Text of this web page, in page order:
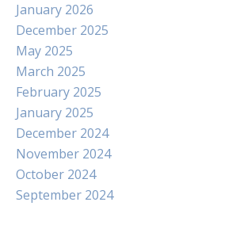
January 2026
December 2025
May 2025
March 2025
February 2025
January 2025
December 2024
November 2024
October 2024
September 2024